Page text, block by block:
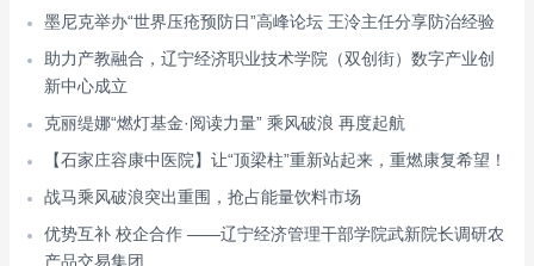
墨尼克举办“世界压疮预防日”高峰论坛 王泠主任分享防治经验
助力产教融合，辽宁经济职业技术学院（双创街）数字产业创
新中心成立
克丽缇娜“燃灯基金·阅读力量” 乘风破浪 再度起航
【石家庄容康中医院】让“顶梁柱”重新站起来，重燃康复希望！
战马乘风破浪突出重围，抢占能量饮料市场
优势互补 校企合作 ——辽宁经济管理干部学院武新院长调研农
产品交易集团